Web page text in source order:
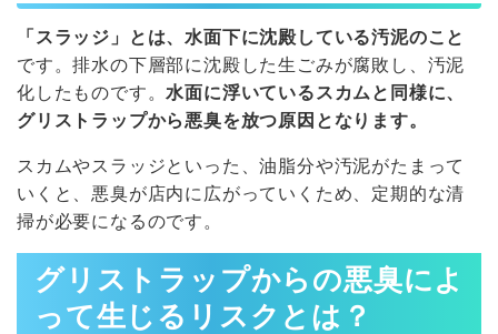
「スラッジ」とは、水面下に沈殿している汚泥のこと
です。排水の下層部に沈殿した生ごみが腐敗し、汚泥
化したものです。 水面に浮いているスカムと同様に、
グリストラップから悪臭を放つ原因となります。
スカムやスラッジといった、油脂分や汚泥がたまって
いくと、悪臭が店内に広がっていくため、定期的な清
掃が必要になるのです。
グリストラップからの悪臭によ
って生じるリスクとは？